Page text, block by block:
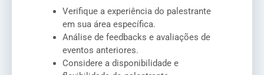
Verifique a experiência do palestrante
em sua área específica.
Análise de feedbacks e avaliações de
eventos anteriores.
Considere a disponibilidade e